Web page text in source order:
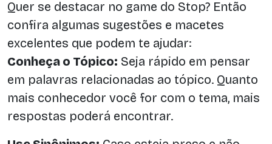
Quer se destacar no game do Stop? Então
confira algumas sugestões e macetes
excelentes que podem te ajudar:
Conheça o Tópico: Seja rápido em pensar
em palavras relacionadas ao tópico. Quanto
mais conhecedor você for com o tema, mais
respostas poderá encontrar.